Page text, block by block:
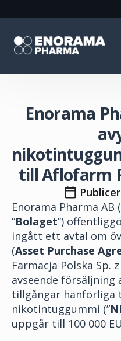
Enorama
till Aflofarm
Enorama Pharma AB
“Bolaget”)
ingått ett avtal om
(Asset Purchase
Farmacja Polska Sp. z
avseende försäljning
tillgångar hänförliga
nikotintuggummi (”
uppgår till 100 000